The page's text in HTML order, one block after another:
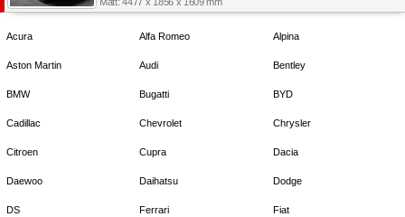
Acura Alfa Romeo Alpina
Aston Martin Audi Bentley
BMW Bugatti BYD
Cadillac Chevrolet Chrysler
Citroen Cupra Dacia
Daewoo Daihatsu Dodge
DS Ferrari Fiat